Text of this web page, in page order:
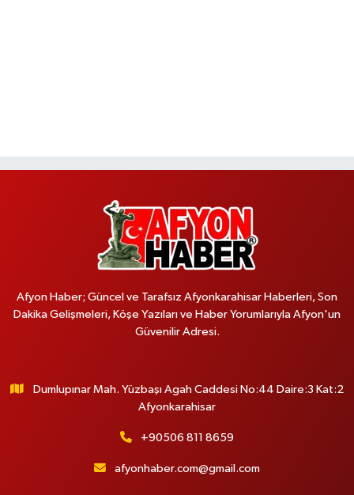
Afyon Haber; Güncel ve Tarafsız Afyonkarahisar Haberleri, Son
Dakika Gelişmeleri, Köşe Yazıları ve Haber Yorumlarıyla Afyon'un
Güvenilir Adresi.
Dumlupınar Mah. Yüzbaşı Agah Caddesi No:44 Daire:3 Kat:2
Afyonkarahisar
+90506 811 8659
afyonhaber.com@gmail.com